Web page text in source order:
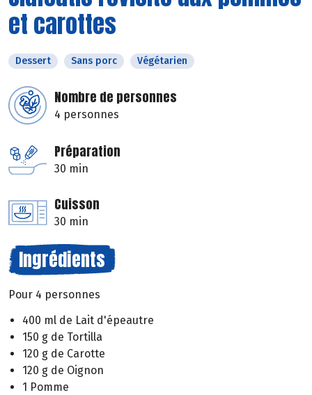
et carottes
Dessert Sans porc Végétarien
Nombre de personnes
4 personnes
Préparation
30 min
Cuisson
30 min
Ingrédients
Pour 4 personnes
400 ml de Lait d'épeautre
150 g de Tortilla
120 g de Carotte
120 g de Oignon
1 Pomme